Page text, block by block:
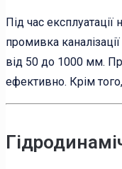
Під час
промивка
від 50 до 1000 мм.
ефективно. Крім